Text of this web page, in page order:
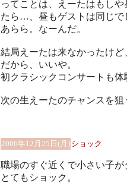
ってことは、えーたはもし
たら…、昼もゲストは同じで
あらら。なーんだ。
結局えーたは来なかったけ
だから、いいや。
初クラシックコンサートも
次の生えーたのチャンス
2006年12月25日(月) ショック
職場のすぐ近くで小さい子
とてもショック。